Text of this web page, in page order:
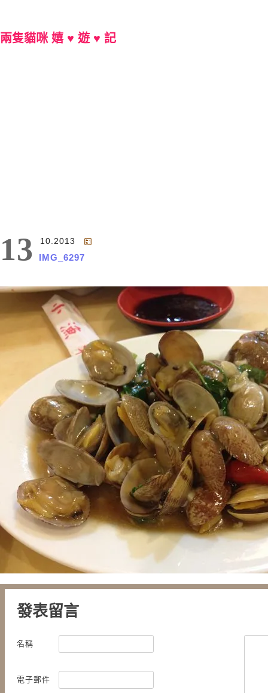
兩隻貓咪 嬉 ♥ 遊 ♥ 記
13 10.2013
IMG_6297
發表留言
名稱
電子郵件